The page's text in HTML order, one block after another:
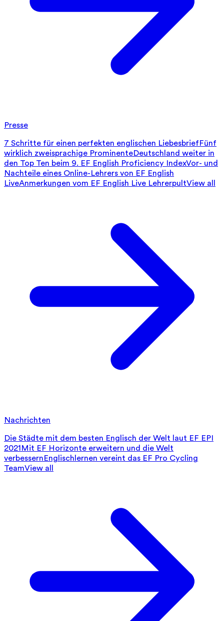
Presse
7 Schritte für einen perfekten englischen LiebesbriefFünf
wirklich zweisprachige ProminenteDeutschland weiter in
den Top Ten beim 9. EF English Proficiency IndexVor- und
Nachteile eines Online-Lehrers von EF English
LiveAnmerkungen vom EF English Live LehrerpultView all
Nachrichten
Die Städte mit dem besten Englisch der Welt laut EF EPI
2021Mit EF Horizonte erweitern und die Welt
verbessernEnglischlernen vereint das EF Pro Cycling
TeamView all